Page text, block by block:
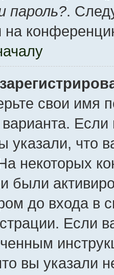
пароль?.
на
свои имя
указали, что
некоторых
были
до входа в
Если
вы указали